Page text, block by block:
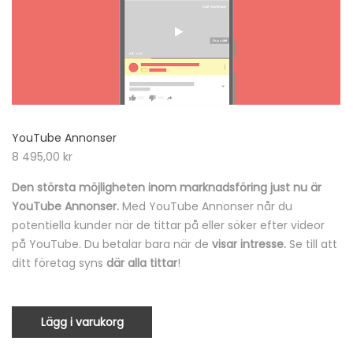
YouTube Annonser
8 495,00 kr
Den största möjligheten inom marknadsföring just nu är
YouTube Annonser. Med YouTube Annonser når du
potentiella kunder när de tittar på eller söker efter videor
på YouTube. Du betalar bara när de visar intresse. Se till att
ditt företag syns där alla tittar!
Lägg i varukorg